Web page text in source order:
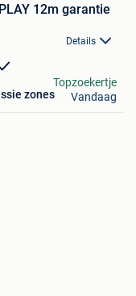
12m garantie
Details
zones
Topzoekertje
Vandaag